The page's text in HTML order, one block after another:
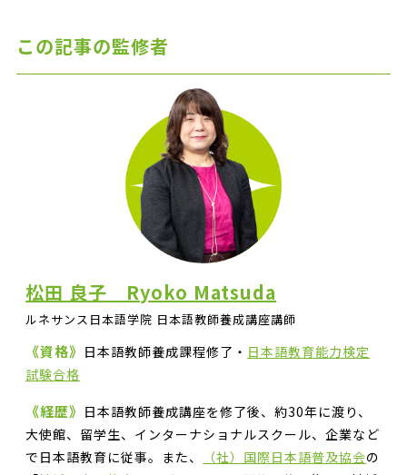
この記事の監修者
松田 良子 Ryoko Matsuda
ルネサンス日本語学院 日本語教師養成講座講師
《資格》 日本語教師養成課程修了・ 日本語教育能力検定
試験合格
《経歴》 日本語教師養成講座を修了後、約30年に渡り、
大使館、留学生、インターナショナルスクール、企業など
で日本語教育に従事。また、
（社）国際日本語普及協会の